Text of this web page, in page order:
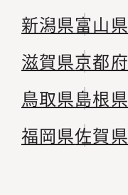
新潟県富山県
滋賀県京都府
鳥取県島根県
福岡県佐賀県